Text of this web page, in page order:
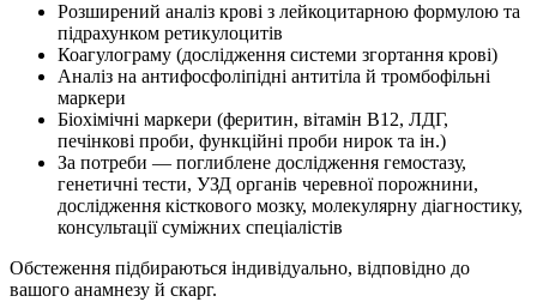
Розширений аналіз крові з лейкоцитарною формулою та
підрахунком ретикулоцитів
Коагулограму (дослідження системи згортання крові)
Аналіз на антифосфоліпідні антитіла й тромбофільні
маркери
Біохімічні маркери (феритин, вітамін В12, ЛДГ,
печінкові проби, функційні проби нирок та ін.)
За потреби — поглиблене дослідження гемостазу,
генетичні тести, УЗД органів черевної порожнини,
дослідження кісткового мозку, молекулярну діагностику,
консультації суміжних спеціалістів
Обстеження підбираються індивідуально, відповідно до
вашого анамнезу й скарг.